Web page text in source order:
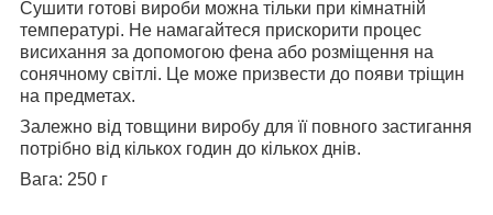
Сушити готові вироби можна тільки при кімнатній
температурі. Не намагайтеся прискорити процес
висихання за допомогою фена або розміщення на
сонячному світлі. Це може призвести до появи тріщин
на предметах.
Залежно від товщини виробу для її повного застигання
потрібно від кількох годин до кількох днів.
Вага: 250 г